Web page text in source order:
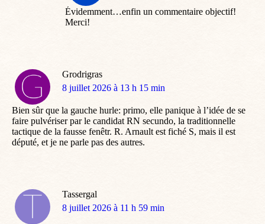
Évidemment…enfin un commentaire objectif!
Merci!
Grodrigras
dit
8 juillet 2026 à 13 h 15 min
Bien sûr que la gauche hurle: primo, elle panique à l’idée de se
faire pulvériser par le candidat RN secundo, la traditionnelle
tactique de la fausse fenêtr. R. Arnault est fiché S, mais il est
député, et je ne parle pas des autres.
Tassergal
dit
8 juillet 2026 à 11 h 59 min